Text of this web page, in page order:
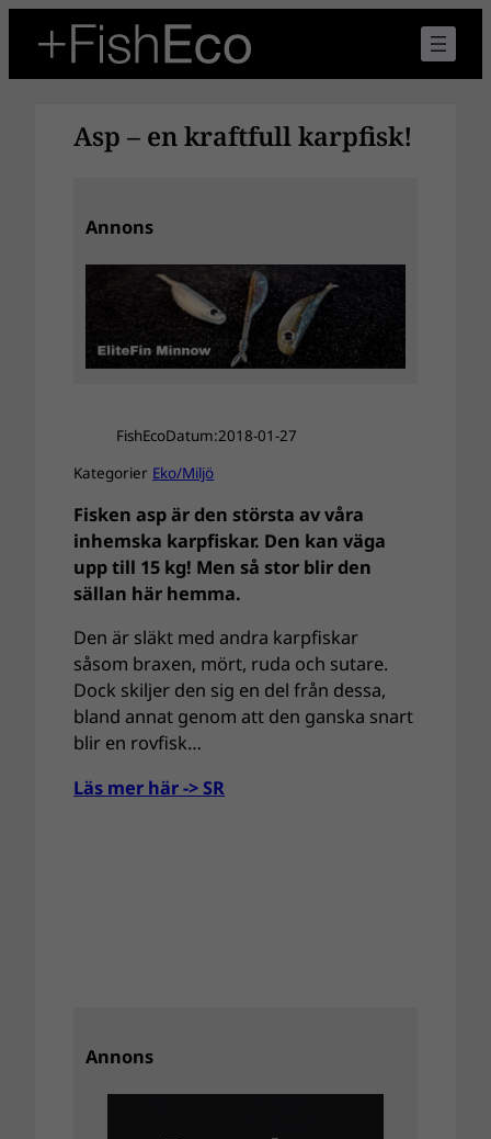
innehåll
Asp – en kraftfull karpfisk!
Annons
FishEcoDatum:2018-01-27
Kategorier Eko/Miljö
Fisken asp är den största av våra
inhemska karpfiskar. Den kan väga
upp till 15 kg! Men så stor blir den
sällan här hemma.
Den är släkt med andra karpfiskar
såsom braxen, mört, ruda och sutare.
Dock skiljer den sig en del från dessa,
bland annat genom att den ganska snart
blir en rovfisk…
Läs mer här -> SR
Annons